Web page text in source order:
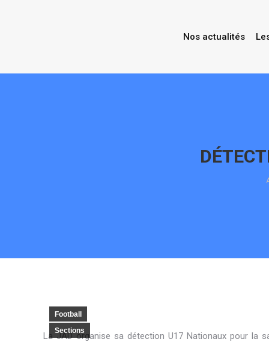
Nos actualités
Football
Sections
La JAD organise sa détection U17 Nationaux pour la